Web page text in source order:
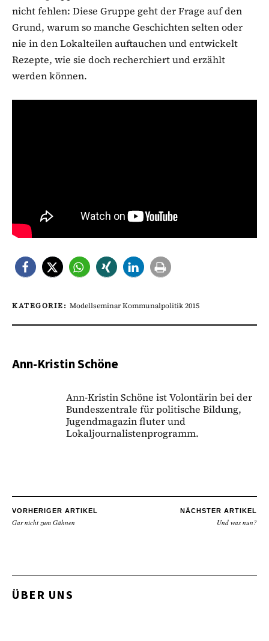
nicht fehlen: Diese Gruppe geht der Frage auf den
Grund, warum so manche Geschichten selten oder
nie in den Lokalteilen auftauchen und entwickelt
Rezepte, wie sie doch recherchiert und erzählt
werden können.
KATEGORIE: Modellseminar Kommunalpolitik 2015
Ann-Kristin Schöne
Ann-Kristin Schöne ist Volontärin bei der
Bundeszentrale für politische Bildung,
Jugendmagazin fluter und
Lokaljournalistenprogramm.
VORHERIGER ARTIKEL
Gar nicht zum Gähnen
NÄCHSTER ARTIKEL
Und was nun?
ÜBER UNS